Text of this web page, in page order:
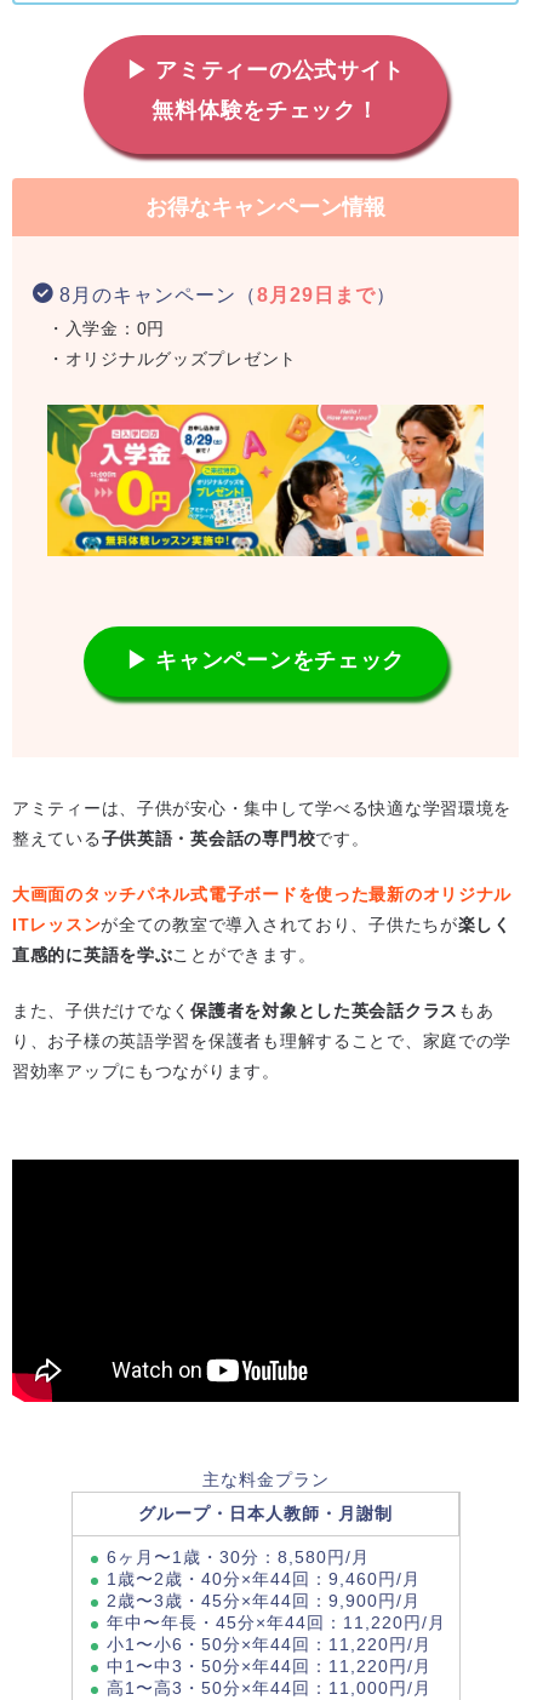
▶ アミティーの公式サイト
無料体験をチェック！
お得なキャンペーン情報
8月のキャンペーン（8月29日まで）
・入学金：0円
・オリジナルグッズプレゼント
▶ キャンペーンをチェック
アミティーは、子供が安心・集中して学べる快適な学習環境を
整えている子供英語・英会話の専門校です。
大画面のタッチパネル式電子ボードを使った最新のオリジナル
ITレッスンが全ての教室で導入されており、子供たちが楽しく
直感的に英語を学ぶことができます。
また、子供だけでなく保護者を対象とした英会話クラス もあ
り、お子様の英語学習を保護者も理解することで、家庭での学
習効率アップにもつながります。
主な料金プラン
グループ・日本人教師・月謝制
6ヶ月〜1歳・30分：8,580円/月
1歳〜2歳・40分×年44回：9,460円/月
2歳〜3歳・45分×年44回：9,900円/月
年中〜年長・45分×年44回：11,220円/月
小1〜小6・50分×年44回：11,220円/月
中1〜中3・50分×年44回：11,220円/月
高1〜高3・50分×年44回：11,000円/月